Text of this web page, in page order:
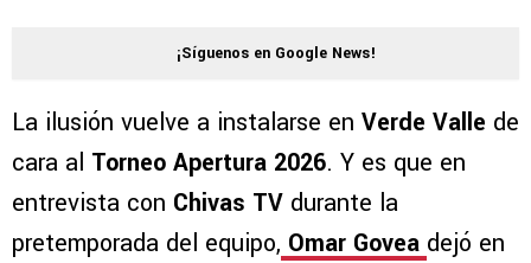
¡Síguenos en Google News!
La ilusión vuelve a instalarse en Verde Valle de
cara al Torneo Apertura 2026. Y es que en
entrevista con Chivas TV durante la
pretemporada del equipo, Omar Govea dejó en